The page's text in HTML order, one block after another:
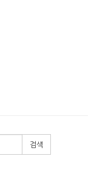
검색